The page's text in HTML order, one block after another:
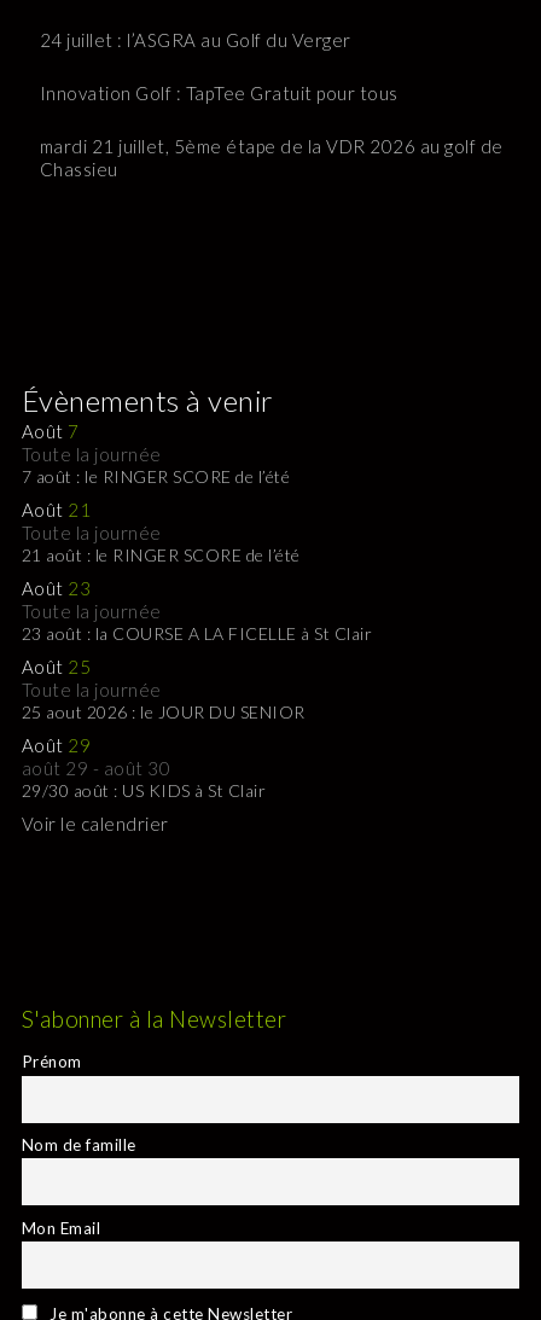
24 juillet : l’ASGRA au Golf du Verger
Innovation Golf : TapTee Gratuit pour tous
mardi 21 juillet, 5ème étape de la VDR 2026 au golf de
Chassieu
Évènements à venir
Août 7
Toute la journée
7 août : le RINGER SCORE de l’été
Août 21
Toute la journée
21 août : le RINGER SCORE de l’été
Août 23
Toute la journée
23 août : la COURSE A LA FICELLE à St Clair
Août 25
Toute la journée
25 aout 2026 : le JOUR DU SENIOR
Août 29
août 29 - août 30
29/30 août : US KIDS à St Clair
Voir le calendrier
S'abonner à la Newsletter
Prénom
Nom de famille
Mon Email
Je m'abonne à cette Newsletter